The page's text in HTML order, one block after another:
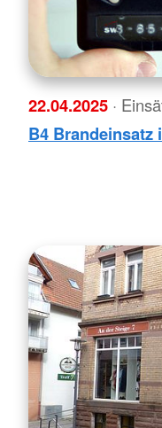
22.04.2025 ·
B4 Brandeinsatz